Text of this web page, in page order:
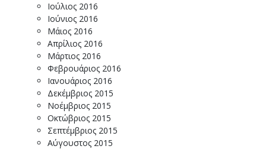
Ιούλιος 2016
Ιούνιος 2016
Μάιος 2016
Απρίλιος 2016
Μάρτιος 2016
Φεβρουάριος 2016
Ιανουάριος 2016
Δεκέμβριος 2015
Νοέμβριος 2015
Οκτώβριος 2015
Σεπτέμβριος 2015
Αύγουστος 2015